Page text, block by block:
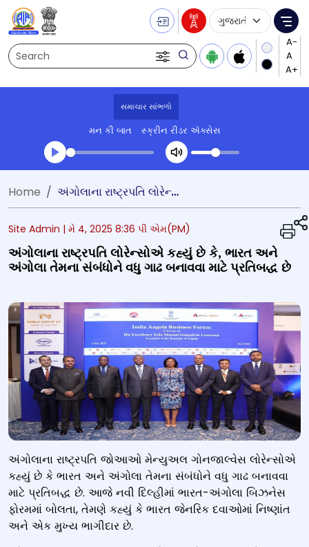
Search
Language
સમાચાર સાંભળો
મન કી બાત સ્ક્રીન રીડર ઍક્સેસ
Transcript summary
પ્લે ઓડિયો
Home અંગોલાના રાષ્ટ્રપતિ લોરેન્સોએ કહ્યું છે કે, ભારત અને અંગોલા તેમના સંબંધોને વધુ ગાઢ બનાવવા માટે પ્રતિબદ્ધ છે
Site Admin | મે 4, 2025 8:36 પી એમ(PM)
અંગોલાના રાષ્ટ્રપતિ લોરેન્સોએ કહ્યું છે કે, ભારત અને
અંગોલા તેમના સંબંધોને વધુ ગાઢ બનાવવા માટે પ્રતિબદ્ધ છે
અંગોલાના રાષ્ટ્રપતિ જોઆઓ મેન્યુઅલ ગોનજાલ્વેસ લોરેન્સોએ
કહ્યું છે કે ભારત અને અંગોલા તેમના સંબંધોને વધુ ગાઢ બનાવવા
માટે પ્રતિબદ્ધ છે. આજે નવી દિલ્હીમાં ભારત-અંગોલા બિઝનેસ
ફોરમમાં બોલતા, તેમણે કહ્યું કે ભારત જેનરિક દવાઓમાં નિષ્ણાંત
અને એક મુખ્ય ભાગીદાર છે.